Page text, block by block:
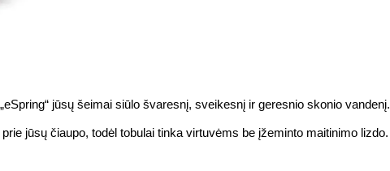
jūsų šeimai siūlo švaresnį, sveikesnį ir geresnio skonio vandenį.
jūsų čiaupo, todėl tobulai tinka virtuvėms be įžeminto maitinimo lizdo.